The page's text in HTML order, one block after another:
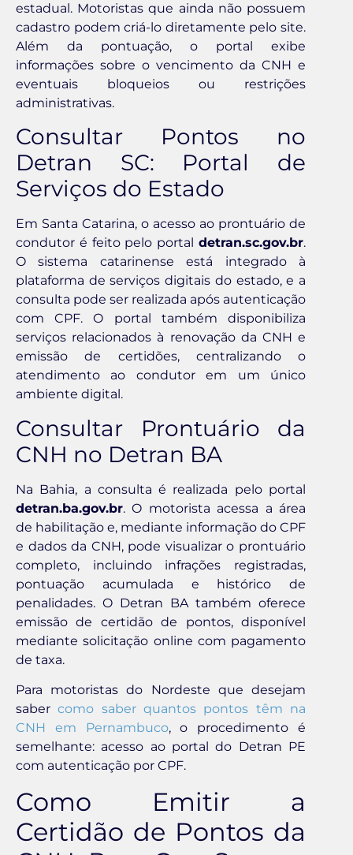
estadual. Motoristas que ainda não possuem
cadastro podem criá-lo diretamente pelo site.
Além da pontuação, o portal exibe
informações sobre o vencimento da CNH e
eventuais bloqueios ou restrições
administrativas.
Consultar Pontos no
Detran SC: Portal de
Serviços do Estado
Em Santa Catarina, o acesso ao prontuário de
condutor é feito pelo portal detran.sc.gov.br.
O sistema catarinense está integrado à
plataforma de serviços digitais do estado, e a
consulta pode ser realizada após autenticação
com CPF. O portal também disponibiliza
serviços relacionados à renovação da CNH e
emissão de certidões, centralizando o
atendimento ao condutor em um único
ambiente digital.
Consultar Prontuário da
CNH no Detran BA
Na Bahia, a consulta é realizada pelo portal
detran.ba.gov.br. O motorista acessa a área
de habilitação e, mediante informação do CPF
e dados da CNH, pode visualizar o prontuário
completo, incluindo infrações registradas,
pontuação acumulada e histórico de
penalidades. O Detran BA também oferece
emissão de certidão de pontos, disponível
mediante solicitação online com pagamento
de taxa.
Para motoristas do Nordeste que desejam
sabercomo saber quantos pontos têm na
CNH em Pernambuco, o procedimento é
semelhante: acesso ao portal do Detran PE
com autenticação por CPF.
Como Emitir a
Certidão de Pontos da